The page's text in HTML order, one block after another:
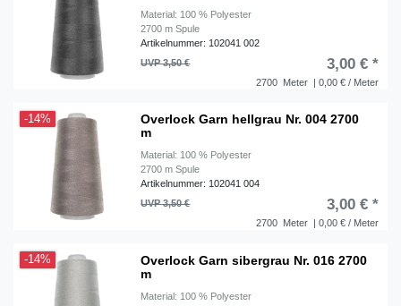
Material: 100 % Polyester
2700 m Spule
Artikelnummer: 102041 002
2700 Meter | 0,00 € / Meter
UVP 3,50 € 3,00 € *
-14%
Overlock Garn hellgrau Nr. 004 2700
m
Material: 100 % Polyester
2700 m Spule
Artikelnummer: 102041 004
2700 Meter | 0,00 € / Meter
UVP 3,50 € 3,00 € *
-14%
Overlock Garn sibergrau Nr. 016 2700
m
Material: 100 % Polyester